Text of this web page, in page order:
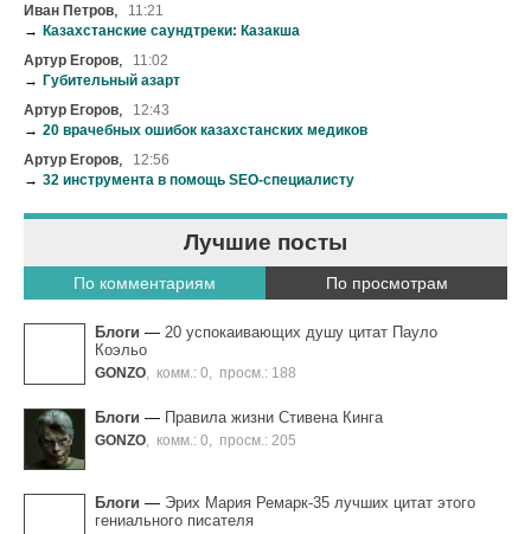
Иван Петров,
11:21
→
Казахстанские саундтреки: Казакша
Артур Егоров,
11:02
→
Губительный азарт
Артур Егоров,
12:43
→ 20 врачебных ошибок казахстанских медиков
Артур Егоров,
12:56
→ 32 инструмента в помощь SEO-специалисту
Лучшие посты
По комментариям По просмотрам
Блоги — 20 успокаивающих душу цитат Пауло
Коэльо
GONZO комм.: 0 просм.: 188
Блоги — Правила жизни Стивена Кинга
GONZO комм.: 0 просм.: 205
Блоги — Эрих Мария Ремарк-35 лучших цитат этого
гениального писателя